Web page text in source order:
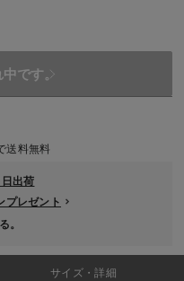
です。
送料無料
出荷
プレゼント
。
サイズ・詳細